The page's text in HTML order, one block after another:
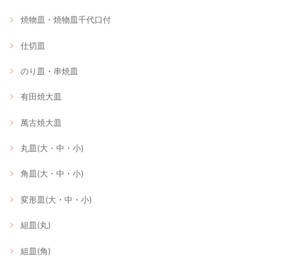
焼物皿・焼物皿千代口付
仕切皿
のり皿・串焼皿
有田焼大皿
萬古焼大皿
丸皿(大・中・小)
角皿(大・中・小)
変形皿(大・中・小)
組皿(丸)
組皿(角)